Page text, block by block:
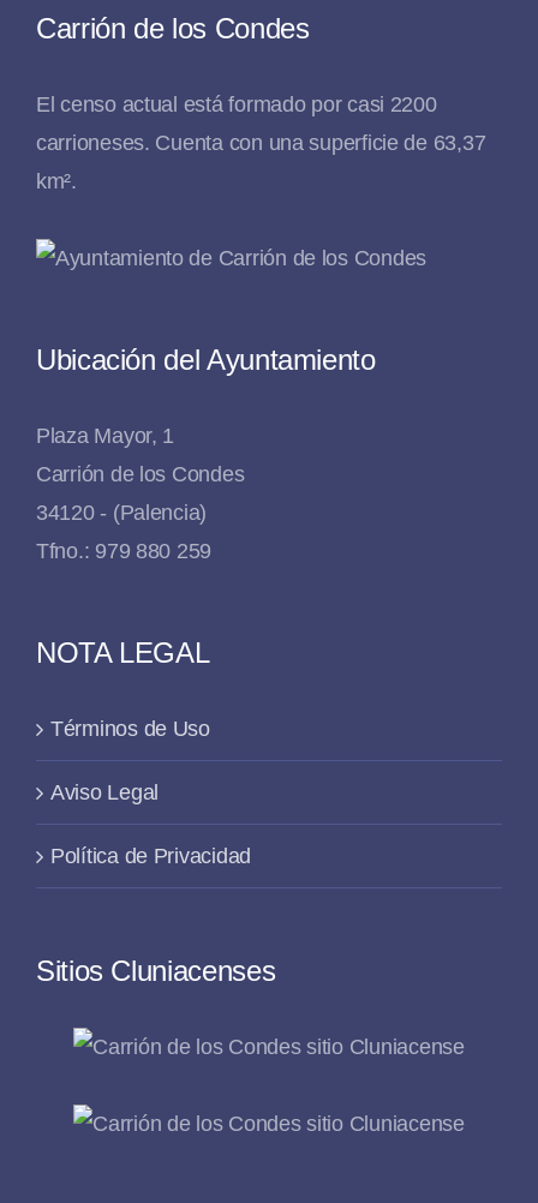
Carrión de los Condes
El censo actual está formado por casi 2200
carrioneses. Cuenta con una superficie de 63,37
km².
Ubicación del Ayuntamiento
Plaza Mayor, 1
Carrión de los Condes
34120 - (Palencia)
Tfno.: 979 880 259
NOTA LEGAL
Términos de Uso
Aviso Legal
Política de Privacidad
Sitios Cluniacenses